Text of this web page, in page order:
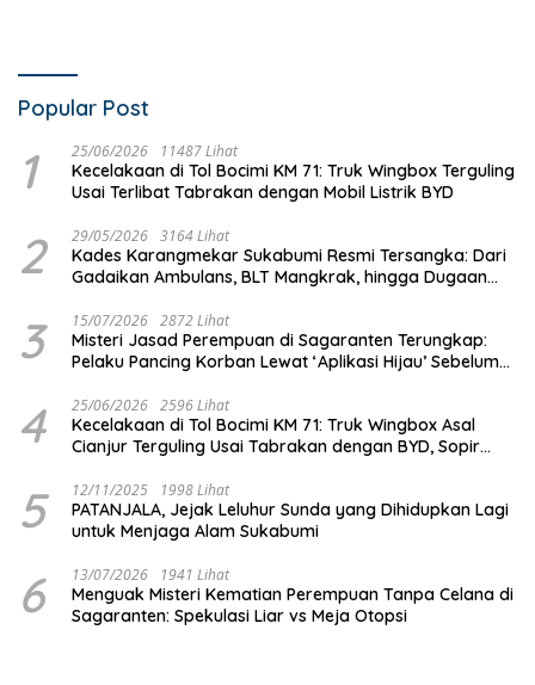
Popular Post
1 25/06/2026 11487 Lihat
Kecelakaan di Tol Bocimi KM 71: Truk Wingbox Terguling
Usai Terlibat Tabrakan dengan Mobil Listrik BYD
2 29/05/2026 3164 Lihat
Kades Karangmekar Sukabumi Resmi Tersangka: Dari
Gadaikan Ambulans, BLT Mangkrak, hingga Dugaan
3 15/07/2026 2872 Lihat
Misteri Jasad Perempuan di Sagaranten Terungkap:
Pelaku Pancing Korban Lewat ‘Aplikasi Hijau’ Sebelum
4 25/06/2026 2596 Lihat
Kecelakaan di Tol Bocimi KM 71: Truk Wingbox Asal
Cianjur Terguling Usai Tabrakan dengan BYD, Sopir
5 12/11/2025 1998 Lihat
PATANJALA, Jejak Leluhur Sunda yang Dihidupkan Lagi
untuk Menjaga Alam Sukabumi
6 13/07/2026 1941 Lihat
Menguak Misteri Kematian Perempuan Tanpa Celana di
Sagaranten: Spekulasi Liar vs Meja Otopsi